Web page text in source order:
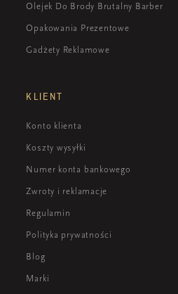
Olejek Do Brody Brutalny Barber
Opakowania Prezentowe
Gadżety Reklamowe
KLIENT
Konto klienta
Koszty wysyłki
Numer konta bankowego
Zwroty i reklamacje
Regulamin
Polityka prywatności
Blog
Marki